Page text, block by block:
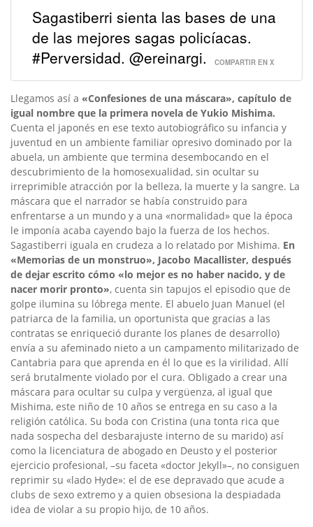
Sagastiberri sienta las bases de una
de las mejores sagas policíacas.
#Perversidad. @ereinargi.
COMPARTIR EN X
Llegamos así a «Confesiones de una máscara», capítulo de
igual nombre que la primera novela de Yukio Mishima.
Cuenta el japonés en ese texto autobiográfico su infancia y
juventud en un ambiente familiar opresivo dominado por la
abuela, un ambiente que termina desembocando en el
descubrimiento de la homosexualidad, sin ocultar su
irreprimible atracción por la belleza, la muerte y la sangre. La
máscara que el narrador se había construido para
enfrentarse a un mundo y a una «normalidad» que la época
le imponía acaba cayendo bajo la fuerza de los hechos.
Sagastiberri iguala en crudeza a lo relatado por Mishima. En
«Memorias de un monstruo», Jacobo Macallister, después
de dejar escrito cómo «lo mejor es no haber nacido, y de
nacer morir pronto», cuenta sin tapujos el episodio que de
golpe ilumina su lóbrega mente. El abuelo Juan Manuel (el
patriarca de la familia, un oportunista que gracias a las
contratas se enriqueció durante los planes de desarrollo)
envía a su afeminado nieto a un campamento militarizado de
Cantabria para que aprenda en él lo que es la virilidad. Allí
será brutalmente violado por el cura. Obligado a crear una
máscara para ocultar su culpa y vergüenza, al igual que
Mishima, este niño de 10 años se entrega en su caso a la
religión católica. Su boda con Cristina (una tonta rica que
nada sospecha del desbarajuste interno de su marido) así
como la licenciatura de abogado en Deusto y el posterior
ejercicio profesional, –su faceta «doctor Jekyll»–, no consiguen
reprimir su «lado Hyde»: el de ese depravado que acude a
clubs de sexo extremo y a quien obsesiona la despiadada
idea de violar a su propio hijo, de 10 años.